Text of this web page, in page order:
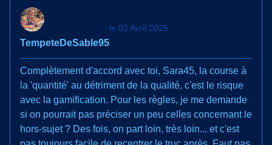
TempeteDeSable95
le 02 Avril 2025
Complètement d'accord avec toi, Sara45, la course à
la 'quantité' au détriment de la qualité, c'est le risque
avec la gamification. Pour les règles, je me demande
si on pourrait pas préciser un peu celles concernant le
hors-sujet ? Des fois, on part loin, très loin... et c'est